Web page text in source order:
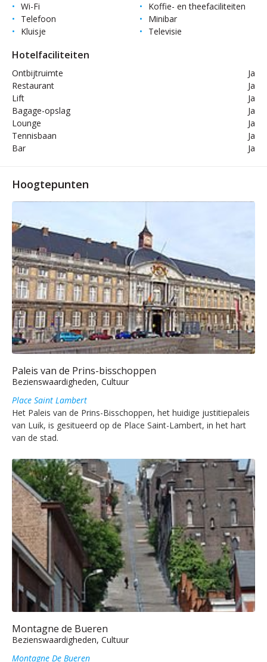
Wi-Fi
Koffie- en theefaciliteiten
Telefoon
Minibar
Kluisje
Televisie
Hotelfaciliteiten
Ontbijtruimte
Ja
Restaurant
Ja
Lift
Ja
Bagage-opslag
Ja
Lounge
Ja
Tennisbaan
Ja
Bar
Ja
Hoogtepunten
Paleis van de Prins-bisschoppen
Bezienswaardigheden, Cultuur
Place Saint Lambert
Het Paleis van de Prins-Bisschoppen, het huidige justitiepaleis
van Luik, is gesitueerd op de Place Saint-Lambert, in het hart
van de stad.
Montagne de Bueren
Bezienswaardigheden, Cultuur
Montagne De Bueren